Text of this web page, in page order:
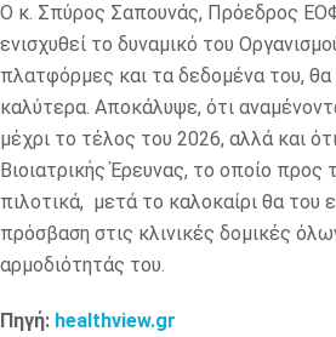
Ο κ. Σπύρος Σαπουνάς, Πρόεδρος
ενισχυθεί το δυναμικό του
πλατφόρμες και τα δεδομένα του, θα
καλύτερα. Αποκάλυψε, ότι
μέχρι το τέλος του 2026, αλλά και
Βιοιατρικής Έρευνας, το οποίο προς
πιλοτικά, μετά το καλοκαίρι θα του
πρόσβαση στις κλινικές δομικές
αρμοδιότητάς του.
Πηγή: healthview.gr